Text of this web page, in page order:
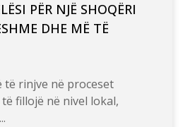
PËR NJË SHOQËRI
DHE MË TË
të rinjve në proceset
fillojë në nivel lokal,